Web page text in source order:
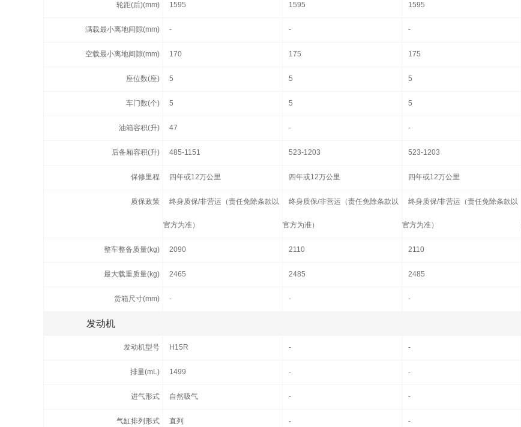
轮距(后)(mm) 1595 1595 1595
满载最小离地间隙(mm) - - -
空载最小离地间隙(mm) 170 175 175
座位数(座) 5 5 5
车门数(个) 5 5 5
油箱容积(升) 47 - -
后备厢容积(升) 485-1151 523-1203 523-1203
保修里程 四年或12万公里 四年或12万公里 四年或12万公里
质保政策 终身质保/非营运（责任免除条款以
官方为准）
终身质保/非营运（责任免除条款以
官方为准）
终身质保/非营运（责任免除条款以
官方为准）
整车整备质量(kg) 2090 2110 2110
最大载重质量(kg) 2465 2485 2485
货箱尺寸(mm) - - -
发动机
发动机型号 H15R - -
排量(mL) 1499 - -
进气形式 自然吸气 - -
气缸排列形式 直列 - -